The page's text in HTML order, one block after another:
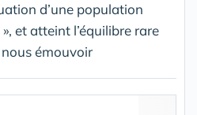
d’une population
et atteint l’équilibre rare
émouvoir